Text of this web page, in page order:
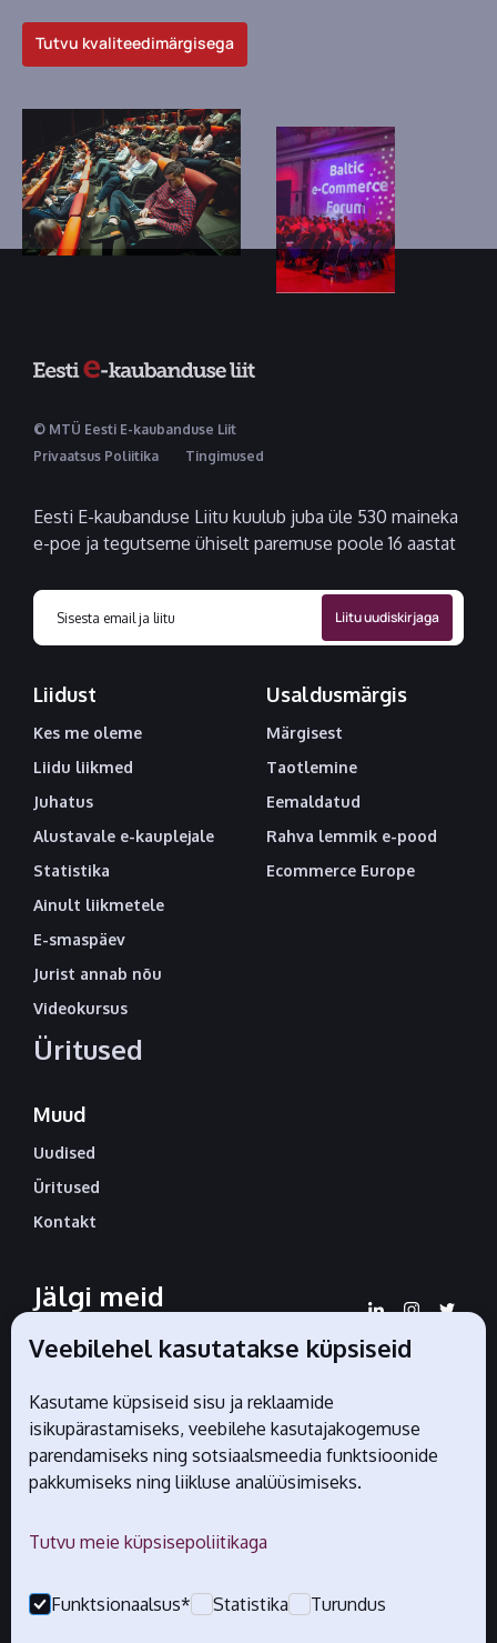
Tutvu kvaliteedimärgisega
© MTÜ Eesti E-kaubanduse Liit
Privaatsus Poliitika
Tingimused
Eesti E-kaubanduse Liitu kuulub juba üle 530 maineka
e-poe ja tegutseme ühiselt paremuse poole 16 aastat
Liidust
Kes me oleme
Liidu liikmed
Juhatus
Alustavale e-kauplejale
Statistika
Ainult liikmetele
E-smaspäev
Jurist annab nõu
Videokursus
Üritused
Usaldusmärgis
Märgisest
Taotlemine
Eemaldatud
Rahva lemmik e-pood
Ecommerce Europe
Muud
Uudised
Üritused
Kontakt
Jälgi meid
sotsiaalmeedias
Liidu ametlikud partnerid
Veebilehel kasutatakse küpsiseid
Kasutame küpsiseid sisu ja reklaamide
isikupärastamiseks, veebilehe kasutajakogemuse
parendamiseks ning sotsiaalsmeedia funktsioonide
pakkumiseks ning liikluse analüüsimiseks.
Tutvu meie küpsisepoliitikaga
Funktsionaalsus* Statistika Turundus